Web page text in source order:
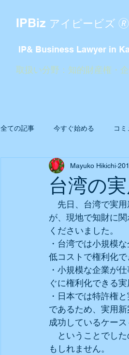
IPBiz アイピービズ 🄬
IP& Business Lawyer in
取扱い分野：知的財産権・
全ての記事 今すぐ始める コ
台湾の
Mayuko Hikichi
先日、台湾で実用
が、現地で知財に
くださいました。
・台湾では小規模
低コストで権利化
・小規模な企業が
ぐに権利化できる
・日本では特許権
であるため、実用
成功しているケー
ということでした
もしれません。